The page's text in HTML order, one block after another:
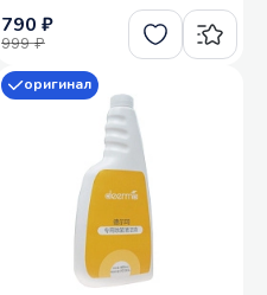
790 ₽
999 ₽
оригинал